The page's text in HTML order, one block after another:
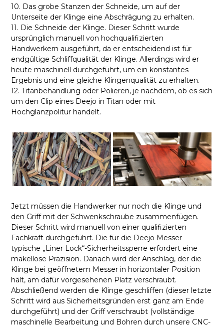
10. Das grobe Stanzen der Schneide, um auf der
Unterseite der Klinge eine Abschrägung zu erhalten.
11. Die Schneide der Klinge. Dieser Schritt wurde
ursprünglich manuell von hochqualifizierten
Handwerkern ausgeführt, da er entscheidend ist für
endgültige Schliffqualität der Klinge. Allerdings wird er
heute maschinell durchgeführt, um ein konstantes
Ergebnis und eine gleiche Klingenqualität zu erhalten.
12. Titanbehandlung oder Polieren, je nachdem, ob es sich
um den Clip eines Deejo in Titan oder mit
Hochglanzpolitur handelt.
Jetzt müssen die Handwerker nur noch die Klinge und
den Griff mit der Schwenkschraube zusammenfügen.
Dieser Schritt wird manuell von einer qualifizierten
Fachkraft durchgeführt. Die für die Deejo Messer
typische „Liner Lock“-Sicherheitssperre erfordert eine
makellose Präzision. Danach wird der Anschlag, der die
Klinge bei geöffnetem Messer in horizontaler Position
hält, am dafür vorgesehenen Platz verschraubt.
Abschließend werden die Klinge geschliffen (dieser letzte
Schritt wird aus Sicherheitsgründen erst ganz am Ende
durchgeführt) und der Griff verschraubt (vollständige
maschinelle Bearbeitung und Bohren durch unsere CNC-